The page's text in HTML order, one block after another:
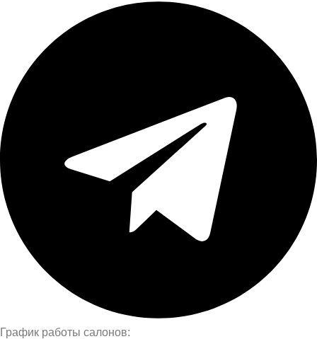
График работы салонов: